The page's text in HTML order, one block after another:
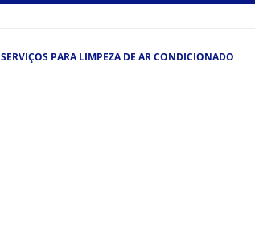
SERVIÇOS PARA LIMPEZA DE AR CONDICIONADO